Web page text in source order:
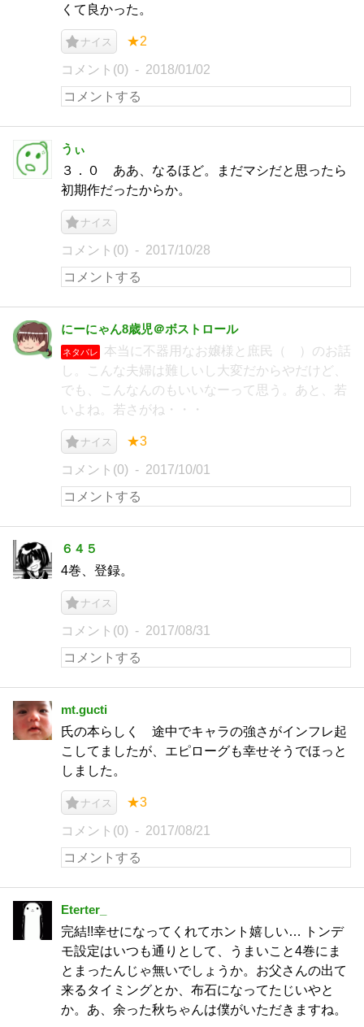
くて良かった。
ナイス ★2
コメント(0) 2018/01/02
うぃ
３．０ ああ、なるほど。まだマシだと思ったら
初期作だったからか。
ナイス
コメント(0) 2017/10/28
にーにゃん8歳児＠ボストロール
ネタバレ
本当に不器用なお嬢様と庶民（ ）のお話
し。こんな夫婦は難しいし大変だからやだけど、
でも、こんなんのもいいなーって思う。あと、若
いよね。若さがね・・・
ナイス ★3
コメント(0) 2017/10/01
６４５
4巻、登録。
ナイス
コメント(0) 2017/08/31
mt.gucti
氏の本らしく 途中でキャラの強さがインフレ起
こしてましたが、エピローグも幸せそうでほっと
しました。
ナイス ★3
コメント(0) 2017/08/21
Eterter_
完結!!幸せになってくれてホント嬉しい… トンデ
モ設定はいつも通りとして、うまいこと4巻にま
とまったんじゃ無いでしょうか。お父さんの出て
来るタイミングとか、布石になってたじいやと
か。あ、余った秋ちゃんは僕がいただきますね。